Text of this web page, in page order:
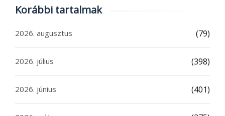
Korábbi tartalmak
2026. augusztus (79)
2026. július (398)
2026. június (401)